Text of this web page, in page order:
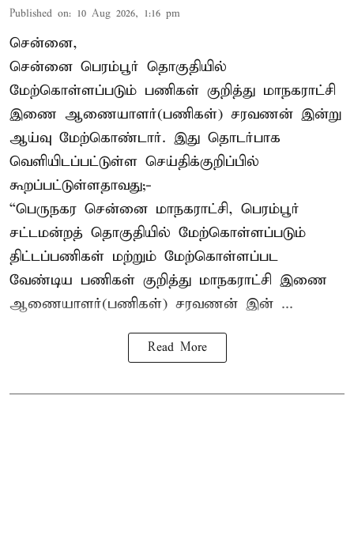
Published on: 10 Aug 2026, 1:16 pm
சென்னை,
சென்னை பெரம்பூர் தொகுதியில்
மேற்கொள்ளப்படும் பணிகள் குறித்து மாநகராட்சி
இணை ஆணையாளர்(பணிகள்) சரவணன் இன்று
ஆய்வு மேற்கொண்டார். இது தொடர்பாக
வெளியிடப்பட்டுள்ள செய்திக்குறிப்பில்
கூறப்பட்டுள்ளதாவது;-
“பெருநகர சென்னை மாநகராட்சி, பெரம்பூர்
சட்டமன்றத் தொகுதியில் மேற்கொள்ளப்படும்
திட்டப்பணிகள் மற்றும் மேற்கொள்ளப்பட
வேண்டிய பணிகள் குறித்து மாநகராட்சி இணை
ஆணையாளர்(பணிகள்) சரவணன் இன் ...
Read More